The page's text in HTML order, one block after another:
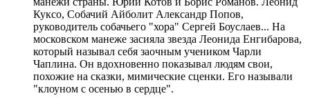
Куксо, Собачий Айболит Александр Попов,
руководитель собачьего "хора" Сергей Боуслаев... На
московском манеже засияла звезда Леонида Енгибарова,
который называл себя заочным учеником Чарли
Чаплина. Он вдохновенно показывал людям свои,
похожие на сказки, мимические сценки. Его называли
"клоуном с осенью в сердце".